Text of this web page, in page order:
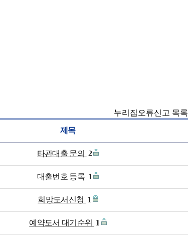
누리집오류신고 목록
제목
타관대출 문의 2
대출번호 등록 1
희망도서신청 1
예약도서 대기순위 1